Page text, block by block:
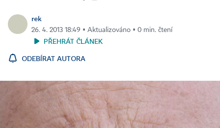
rek
26. 4. 2013 18:49 ▪ Aktualizováno ▪ 0 min. čtení
PŘEHRÁT ČLÁNEK
ODEBÍRAT AUTORA